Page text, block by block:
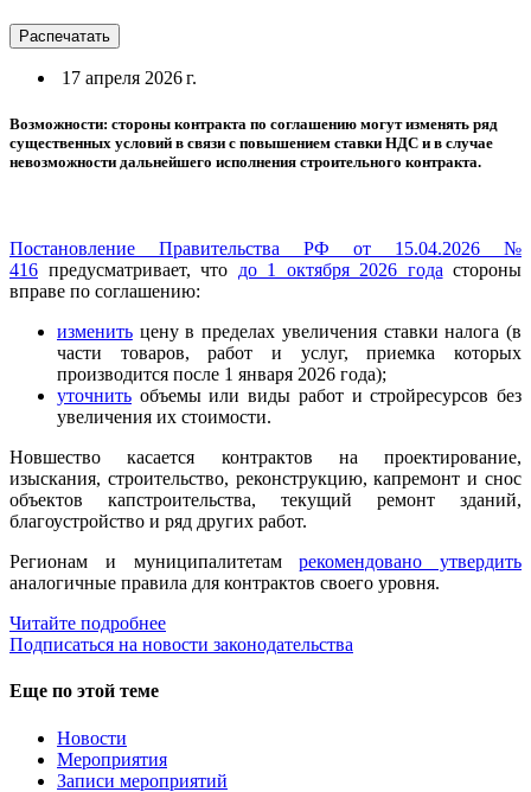
Распечатать
17 апреля 2026 г.
Возможности: стороны контракта по соглашению могут изменять ряд
существенных условий в связи с повышением ставки НДС и в случае
невозможности дальнейшего исполнения строительного контракта.
Постановление Правительства РФ от 15.04.2026 №
416 предусматривает, что до 1 октября 2026 года стороны
вправе по соглашению:
изменить цену в пределах увеличения ставки налога (в
части товаров, работ и услуг, приемка которых
производится после 1 января 2026 года);
уточнить объемы или виды работ и стройресурсов без
увеличения их стоимости.
Новшество касается контрактов на проектирование,
изыскания, строительство, реконструкцию, капремонт и снос
объектов капстроительства, текущий ремонт зданий,
благоустройство и ряд других работ.
Регионам и муниципалитетамрекомендовано утвердить
аналогичные правила для контрактов своего уровня.
Читайте подробнее
Подписаться на новости законодательства
Еще по этой теме
Новости
Мероприятия
Записи мероприятий